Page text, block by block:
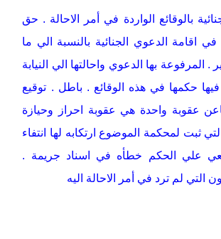
بالوقائع الواردة في أمر الاحالة . حق
اقامة الدعوي الجنائية بالنسبة الي ما
. المرفوعة بها الدعوي واحالتها الي النيابة
حكمها في هذه الوقائع . باطل . توقيع
عقوبة واحدة هي عقوبة احراز وحيازة
ثبت لمحكمة الموضوع ارتكابه لها انتفاء
علي الحكم خطأه في اسناد جريمة .
التي لم ترد في أمر الاحالة اليه